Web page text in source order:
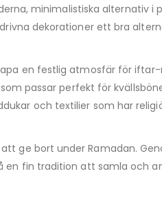
minimalistiska alternativ
dekorationer ett bra
en festlig atmosfär för
passar perfekt för
och textilier som har
ge bort under Ramadan.
en fin tradition att samla